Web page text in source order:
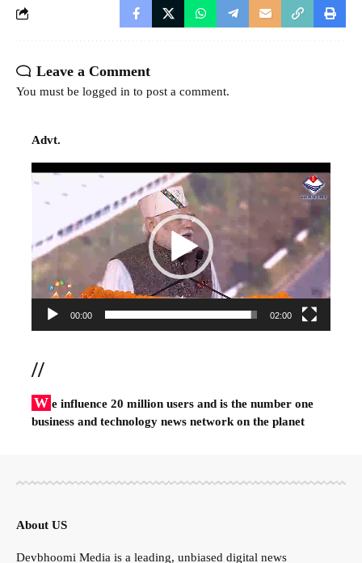
Leave a Comment
You must be logged in to post a comment.
Advt.
Video
00:00 02:00
//
W e influence 20 million users and is the number one
business and technology news network on the planet
About US
Devbhoomi Media is a leading, unbiased digital news